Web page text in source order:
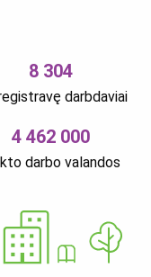
8 304
darbdaviai
4 462 000
darbo valandos